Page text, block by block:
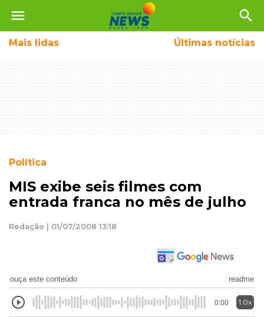
menu search
Mais lidas Últimas notícias
Política
MIS exibe seis filmes com
entrada franca no mês de julho
Redação | 01/07/2008 13:18
ouça este conteúdo readme
0:00 1.0x